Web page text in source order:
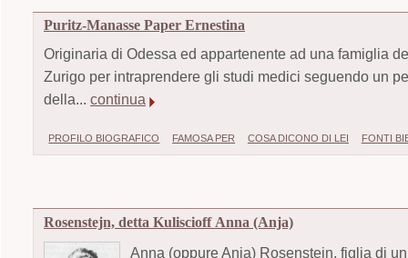
Puritz-Manasse Paper Ernestina
Originaria di Odessa ed appartenente ad una famiglia
Zurigo per intraprendere gli studi medici seguendo un
della... continua
PROFILO BIOGRAFICO FAMOSA PER COSA DICONO DI LEI FONTI
Rosenstejn, detta Kuliscioff Anna (Anja)
Anna (oppure Anja) Rosenstejn, figlia di